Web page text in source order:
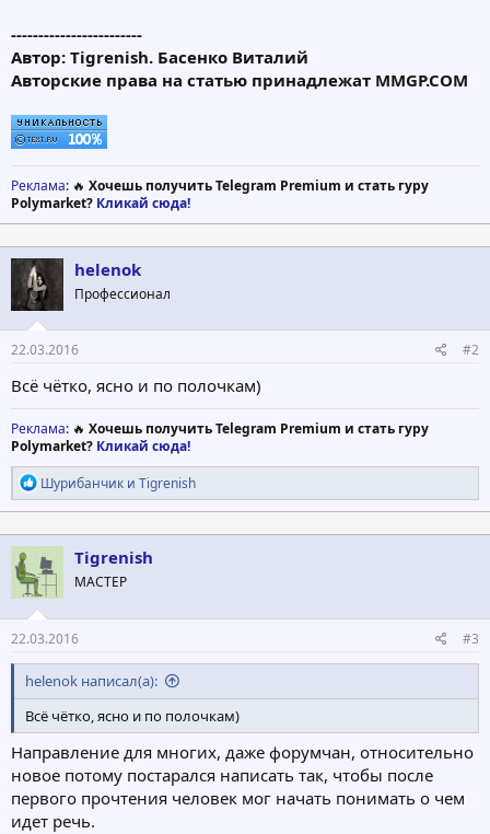
------------------------
Автор: Tigrenish. Басенко Виталий
Авторские права на статью принадлежат MMGP.COM
Реклама: 🔥 Хочешь получить Telegram Premium и стать гуру
Polymarket? Кликай сюда!
helenok
Профессионал
22.03.2016 #2
Всё чётко, ясно и по полочкам)
Реклама: 🔥 Хочешь получить Telegram Premium и стать гуру
Polymarket? Кликай сюда!
Р
е
а
к
ц
и
и
:
Шурибанчик и Tigrenish
Tigrenish
МАСТЕР
22.03.2016 #3
helenok написал(а):
Всё чётко, ясно и по полочкам)
Направление для многих, даже форумчан, относительно
новое потому постарался написать так, чтобы после
первого прочтения человек мог начать понимать о чем
идет речь.